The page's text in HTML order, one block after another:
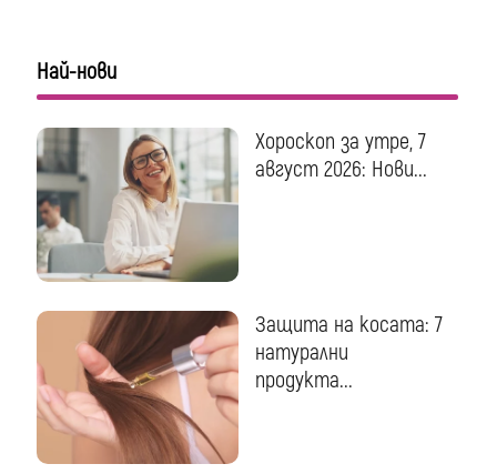
Най-нови
Хороскоп за утре, 7
август 2026: Нови...
Защита на косата: 7
натурални
продукта...